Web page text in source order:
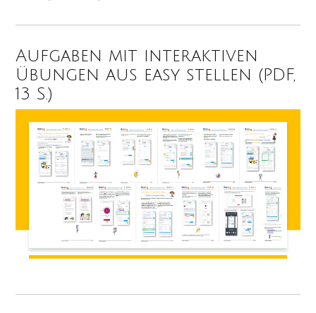
Aufgaben mit interaktiven
Übungen aus easy stellen (PDF,
13 S.)